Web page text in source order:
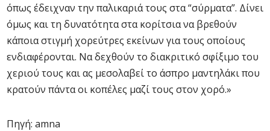
όπως έδειχναν την παλικαριά τους στα “σύρματα”. Δίνει
όμως και τη δυνατότητα στα κορίτσια να βρεθούν
κάποια στιγμή χορεύτρες εκείνων για τους οποίους
ενδιαφέρονται. Να δεχθούν το διακριτικό σφίξιμο του
χεριού τους και ας μεσολαβεί το άσπρο μαντηλάκι που
κρατούν πάντα οι κοπέλες μαζί τους στον χορό.»
Πηγή: amna